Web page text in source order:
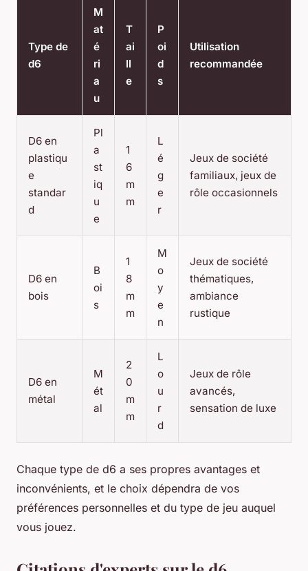
Type de
d6
M
at
é
ri
a
u
T
ai
ll
e
P
oi
d
s
Utilisation
recommandée
D6 en
plastiqu
e
standar
d
Pl
a
st
iq
u
e
1
6
m
m
L
é
g
e
r
Jeux de société
familiaux, jeux de
rôle occasionnels
D6 en
bois
B
oi
s
1
8
m
m
M
o
y
e
n
Jeux de société
thématiques,
ambiance
rustique
D6 en
métal
M
ét
al
2
0
m
m
L
o
u
r
d
Jeux de rôle
avancés,
sensation de luxe
Chaque type de d6 a ses propres avantages et
inconvénients, et le choix dépendra de vos
préférences personnelles et du type de jeu auquel
vous jouez.